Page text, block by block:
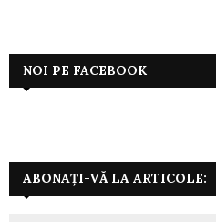
NOI PE FACEBOOK
ABONAȚI-VĂ LA ARTICOLE: